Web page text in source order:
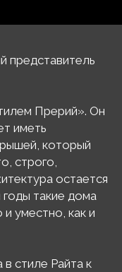
представитель
Прерий». Он
иметь
который
строго,
остается
годы такие дома
уместно, как и
стиле Райта к